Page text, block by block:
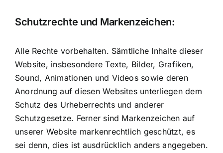
Schutzrechte und Markenzeichen:
Alle Rechte vorbehalten. Sämtliche Inhalte dieser
Website, insbesondere Texte, Bilder, Grafiken,
Sound, Animationen und Videos sowie deren
Anordnung auf diesen Websites unterliegen dem
Schutz des Urheberrechts und anderer
Schutzgesetze. Ferner sind Markenzeichen auf
unserer Website markenrechtlich geschützt, es
sei denn, dies ist ausdrücklich anders angegeben.